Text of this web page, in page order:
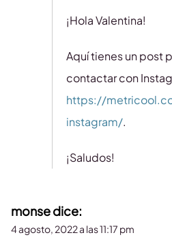
¡Hola Valentina!
Aquí tienes un post
contactar con
https://
instagram/.
¡Saludos!
monsedice:
4 agosto, 2022 a las 11:17 pm